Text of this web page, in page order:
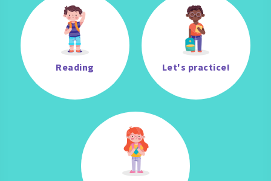
Reading Let's practice!